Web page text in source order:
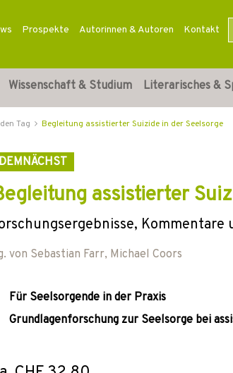
Prospekte Autorinnen & Autoren Kontakt
Wissenschaft & Studium Literarisches &
Tag Begleitung assistierter Suizide in der Seelsorge
DEMNÄCHST
assistierter
Kommentare
von Sebastian Farr, Michael Coors
Für Seelsorgende in der Praxis
Grundlagenforschung zur Seelsorge bei